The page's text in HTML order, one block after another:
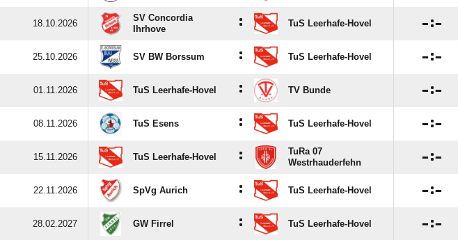
18.10.2026
SV Concordia
Ihrhove
: TuS Leerhafe-Hovel :
25.10.2026 SV BW Borssum : TuS Leerhafe-Hovel :
01.11.2026 TuS Leerhafe-Hovel : TV Bunde :
08.11.2026 TuS Esens : TuS Leerhafe-Hovel :
15.11.2026 TuS Leerhafe-Hovel :
TuRa 07
Westrhauderfehn
:
22.11.2026 SpVg Aurich : TuS Leerhafe-Hovel :
28.02.2027 GW Firrel : TuS Leerhafe-Hovel :